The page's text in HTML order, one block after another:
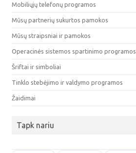
Mobiliųjų telefonų programos
Mūsų partnerių sukurtos pamokos
Mūsų straipsniai ir pamokos
Operacinės sistemos spartinimo programos
Šriftai ir simboliai
Tinklo stebėjimo ir valdymo programos
Žaidimai
Tapk nariu